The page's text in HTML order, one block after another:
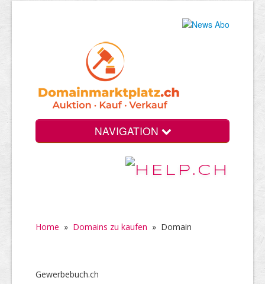
NAVIGATION
Home » Domains zu kaufen » Domain
Gewerbebuch.ch